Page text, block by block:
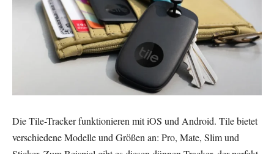
Die Tile-Tracker funktionieren mit iOS und Android. Tile bietet
verschiedene Modelle und Größen an: Pro, Mate, Slim und